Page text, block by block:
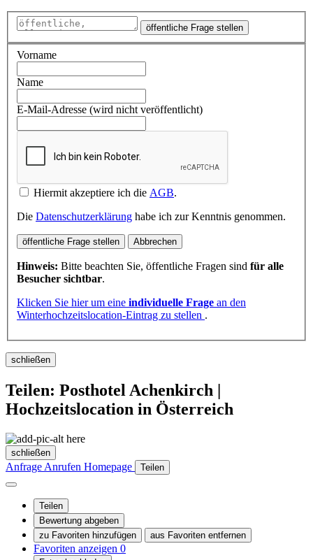
öffentliche Frage stellen
Vorname
Name
E-Mail-Adresse (wird nicht veröffentlicht)
Hiermit akzeptiere ich die AGB.
Die Datenschutzerklärung habe ich zur Kenntnis genommen.
öffentliche Frage stellen Abbrechen
Hinweis: Bitte beachten Sie, öffentliche Fragen sind für alle
Besucher sichtbar.
Klicken Sie hier um eine individuelle Frage an den
Winterhochzeitslocation-Eintrag zu stellen .
schließen
Teilen: Posthotel Achenkirch |
Hochzeitslocation in Österreich
schließen
Anfrage Anrufen Homepage Teilen
Teilen
Bewertung abgeben
zu Favoriten hinzufügen
aus Favoriten entfernen
Favoriten anzeigen 0